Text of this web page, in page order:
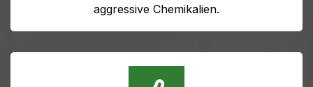
aggressive Chemikalien.